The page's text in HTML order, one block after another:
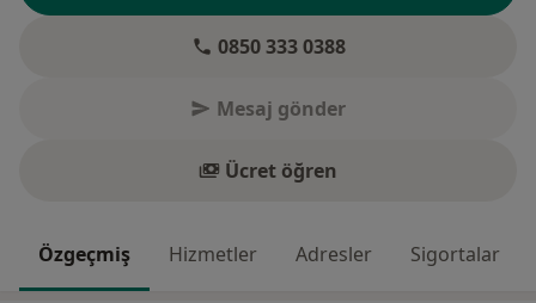
0850 333 0388
Mesaj gönder
Ücret öğren
Özgeçmiş Hizmetler Adresler Sigortalar